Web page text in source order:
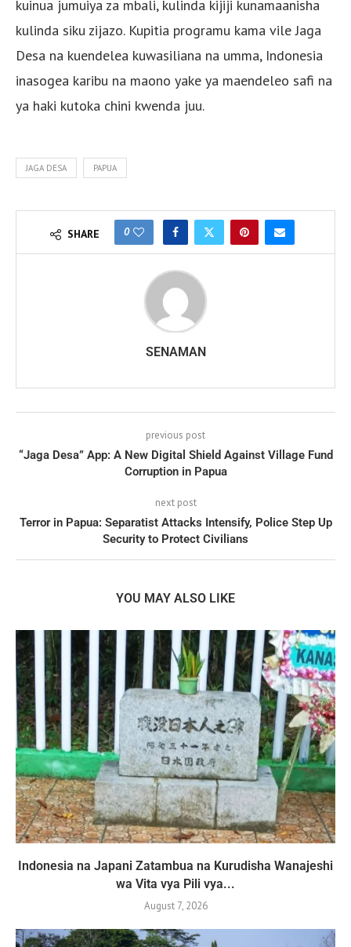
kuinua jumuiya za mbali, kulinda kijiji kunamaanisha
kulinda siku zijazo. Kupitia programu kama vile Jaga
Desa na kuendelea kuwasiliana na umma, Indonesia
inasogea karibu na maono yake ya maendeleo safi na
ya haki kutoka chini kwenda juu.
JAGA DESA PAPUA
SHARE 0
SENAMAN
previous post
“Jaga Desa” App: A New Digital Shield Against Village Fund
Corruption in Papua
next post
Terror in Papua: Separatist Attacks Intensify, Police Step Up
Security to Protect Civilians
YOU MAY ALSO LIKE
Indonesia na Japani Zatambua na Kurudisha Wanajeshi
wa Vita vya Pili vya...
August 7, 2026